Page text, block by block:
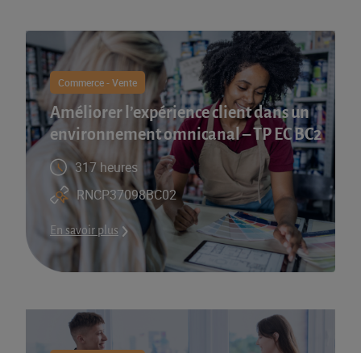
Commerce - Vente
Améliorer l’expérience client dans un
environnement omnicanal – TP EC BC2
317 heures
RNCP37098BC02
En savoir plus